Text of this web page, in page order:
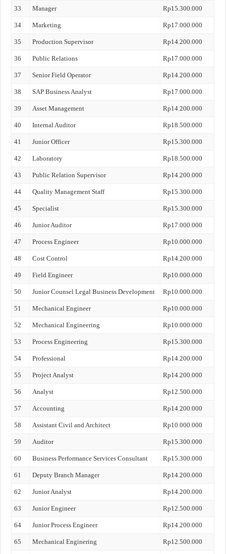
33 Manager Rp15.300.000
34 Marketing Rp17.000.000
35 Production Supervisor Rp14.200.000
36 Public Relations Rp17.000.000
37 Senior Field Operator Rp14.200.000
38 SAP Business Analyst Rp17.000.000
39 Asset Management Rp14.200.000
40 Internal Auditor Rp18.500.000
41 Junior Officer Rp15.300.000
42 Laboratory Rp18.500.000
43 Public Relation Supervisor Rp14.200.000
44 Quality Management Staff Rp15.300.000
45 Specialist Rp15.300.000
46 Junior Auditor Rp17.000.000
47 Process Engineer Rp10.000.000
48 Cost Control Rp14.200.000
49 Field Engineer Rp10.000.000
50 Junior Counsel Legal Business Development Rp10.000.000
51 Mechanical Engineer Rp10.000.000
52 Mechanical Engineering Rp10.000.000
53 Process Engineering Rp15.300.000
54 Professional Rp14.200.000
55 Project Analyst Rp14.200.000
56 Analyst Rp12.500.000
57 Accounting Rp14.200.000
58 Assistant Civil and Architect Rp10.000.000
59 Auditor Rp15.300.000
60 Business Performance Services Consultant Rp15.300.000
61 Deputy Branch Manager Rp14.200.000
62 Junior Analyst Rp14.200.000
63 Junior Engineer Rp12.500.000
64 Junior Process Engineer Rp14.200.000
65 Mechanical Enginering Rp12.500.000